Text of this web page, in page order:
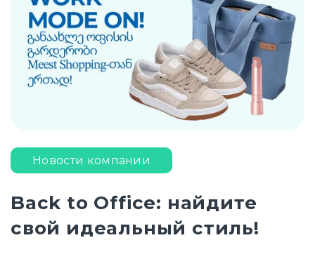
Новости компании
Back to Office: найдите
свой идеальный стиль!